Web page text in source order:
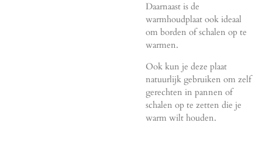
Daarnaast is de
warmhoudplaat ook ideaal
om borden of schalen op te
warmen.
Ook kun je deze plaat
natuurlijk gebruiken om zelf
gerechten in pannen of
schalen op te zetten die je
warm wilt houden.